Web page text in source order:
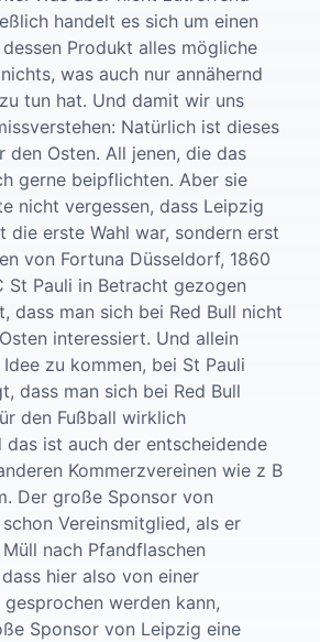
handelt es sich um einen
Produkt alles mögliche
was auch nur annähernd
tun hat. Und damit wir uns
Natürlich ist dieses
den Osten. All jenen, die das
gerne beipflichten. Aber sie
nicht vergessen, dass Leipzig
die erste Wahl war, sondern erst
von Fortuna Düsseldorf, 1860
St Pauli in Betracht gezogen
dass man sich bei Red Bull nicht
interessiert. Und allein
zu kommen, bei St Pauli
dass man sich bei Red Bull
den Fußball wirklich
das ist auch der entscheidende
Kommerzvereinen wie z B
Der große Sponsor von
Vereinsmitglied, als er
nach Pfandflaschen
hier also von einer
werden kann,
Sponsor von Leipzig eine